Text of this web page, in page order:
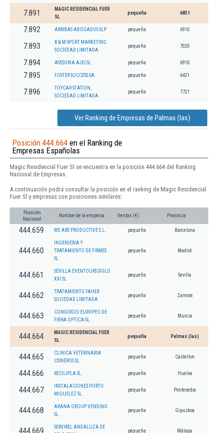
7.891
MAGIC RESIDENCIAL FUER
SL
pequeña 6831
7.892 ARRIBAS ABOGADOS SLP pequeña 6910
7.893
B & M SPORT MARKETING
SOCIEDAD LIMITADA.
pequeña 7020
7.894 ASESORIA AJEI SL pequeña 6910
7.895 FOSTER SUCCESS SA. pequeña 6421
7.896
TOYCAR STATION,
SOCIEDAD LIMITADA.
pequeña 7721
Ver Ranking de Empresas de Palmas (las)
Posición 444.664 en el Ranking de
Empresas Españolas
Magic Residencial Fuer Sl se encuentra en la posición 444.664 del Ranking
Nacional de Empresas.
A continuación podrá consultar la posición en el ranking de Magic Residencial
Fuer Sl y empresas con posiciones similares:
Posición
Nacional
Nombre de la empresa Ventas (€) Provincia
444.659 WE ARE PRODUCTIVE S.L. pequeña Barcelona
444.660
INGENIERIA Y
TRATAMIENTO DE FIRMES
SL
pequeña Madrid
444.661
SEVILLA EVENTOURS SIGLO
XXI SL
pequeña Sevilla
444.662
TRATAMIENTO FAHER
SOCIEDAD LIMITADA
pequeña Zamora
444.663
CONSORCIO EUROPEO DE
FIBRA OPTICA SL.
pequeña Murcia
444.664
MAGIC RESIDENCIAL FUER
SL
pequeña Palmas (las)
444.665
CLINICA VETERINARIA
CISNEROS SL.
pequeña Castellon
444.666 RECILIPLA SL. pequeña Huelva
444.667
INSTALACIONES PORTO
MIGUELEZ SL
pequeña Pontevedra
444.668
ARANA GROUP VENDING
SL.
pequeña Gipuzkoa
444.669
SERVIREL ANDALUZA DE
pequeña Málaga